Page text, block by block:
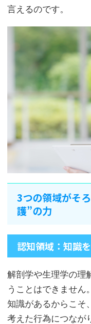
言えるのです。
3つの領域がそ
護”の力
認知領域：知識
解剖学や生理学の理
うことはできません。
知識があるからこそ
考えた行為につなが